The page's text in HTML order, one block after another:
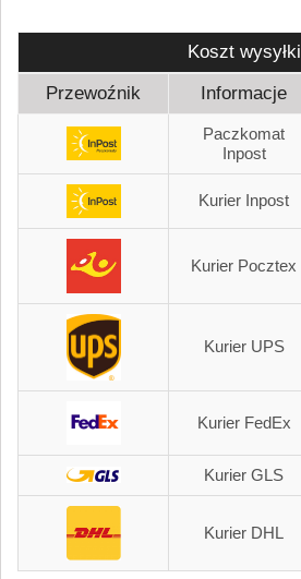
Koszt wysyłki
Przewoźnik
Informacje
Paczkomat
Inpost
Kurier Inpost
Kurier Pocztex
Kurier UPS
Kurier FedEx
Kurier GLS
Kurier DHL